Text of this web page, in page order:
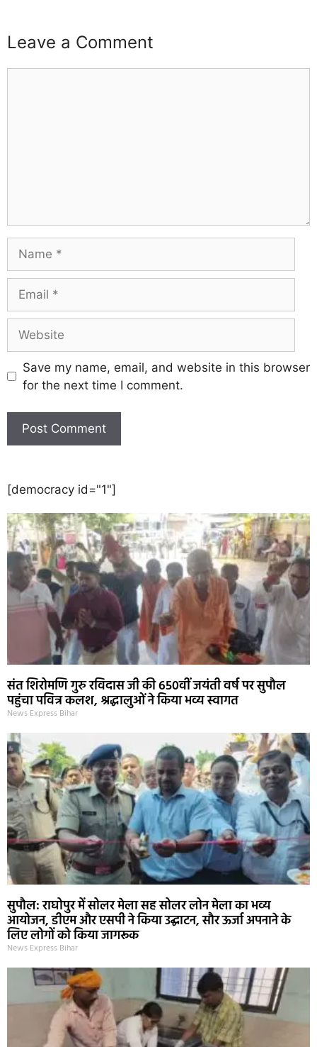
Leave a Comment
Save my name, email, and website in this browser
for the next time I comment.
[democracy id="1"]
संत शिरोमणि गुरु रविदास जी की 650वीं जयंती वर्ष पर सुपौल
पहुंचा पवित्र कलश, श्रद्धालुओं ने किया भव्य स्वागत
News Express Bihar
सुपौल: राघोपुर में सोलर मेला सह सोलर लोन मेला का भव्य
आयोजन, डीएम और एसपी ने किया उद्घाटन, सौर ऊर्जा अपनाने के
लिए लोगों को किया जागरूक
News Express Bihar